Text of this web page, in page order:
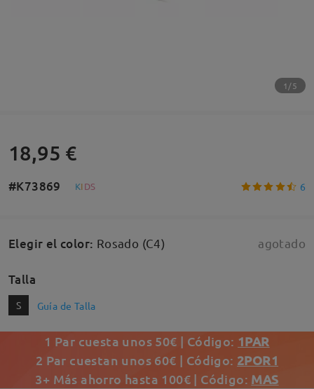
1/5
18,95 €
#K73869 KIDS 6
Elegir el color: Rosado (C4) agotado
Talla
S Guía de Talla
1 Par cuesta unos 50€ | Código: 1PAR
2 Par cuestan unos 60€ | Código: 2POR1
3+ Más ahorro hasta 100€ | Código: MAS